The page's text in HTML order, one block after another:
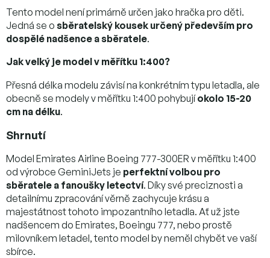
Tento model není primárně určen jako hračka pro děti.
Jedná se o sběratelský kousek určený především pro
dospělé nadšence a sběratele.
Jak velký je model v měřítku 1:400?
Přesná délka modelu závisí na konkrétním typu letadla, ale
obecně se modely v měřítku 1:400 pohybujíokolo 15-20
cm na délku.
Shrnutí
Model Emirates Airline Boeing 777-300ER v měřítku 1:400
od výrobce GeminiJets je perfektní volbou pro
sběratele a fanoušky letectví. Díky své preciznosti a
detailnímu zpracování věrně zachycuje krásu a
majestátnost tohoto impozantního letadla. Ať už jste
nadšencem do Emirates, Boeingu 777, nebo prostě
milovníkem letadel, tento model by neměl chybět ve vaší
sbírce.